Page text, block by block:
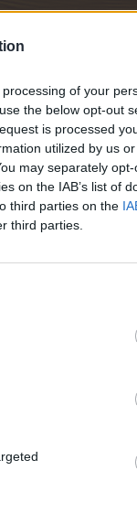
of your
the below opt-out
is processed
utilized by us
may separately
on the IAB’s list of
third parties on the
third parties.
искате да
очакваме с
Пожелаваме ви
Отново ви
акаунт и е